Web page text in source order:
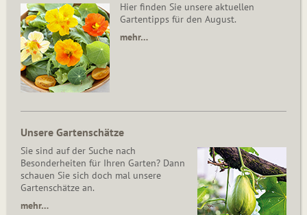
Hier finden Sie unsere aktuellen
Gartentipps für den August.
mehr…
Unsere Gartenschätze
Sie sind auf der Suche nach
Besonderheiten für Ihren Garten? Dann
schauen Sie sich doch mal unsere
Gartenschätze an.
mehr…